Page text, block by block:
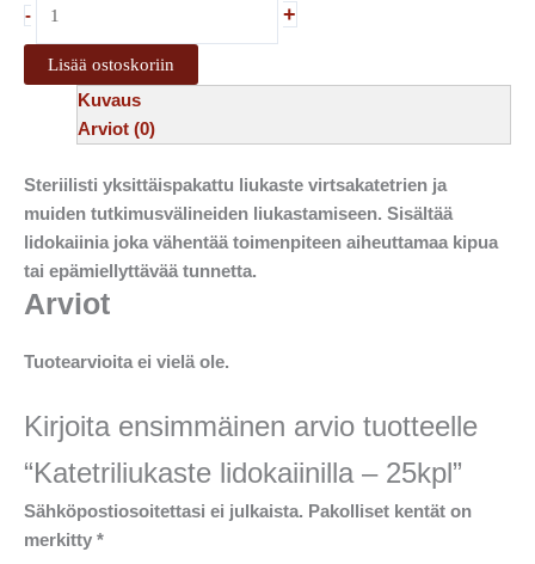
- +
Lisää ostoskoriin
Kuvaus
Arviot (0)
Steriilisti yksittäispakattu liukaste virtsakatetrien ja
muiden tutkimusvälineiden liukastamiseen. Sisältää
lidokaiinia joka vähentää toimenpiteen aiheuttamaa kipua
tai epämiellyttävää tunnetta.
Arviot
Tuotearvioita ei vielä ole.
Kirjoita ensimmäinen arvio tuotteelle
“Katetriliukaste lidokaiinilla – 25kpl”
Sähköpostiosoitettasi ei julkaista. Pakolliset kentät on
merkitty *